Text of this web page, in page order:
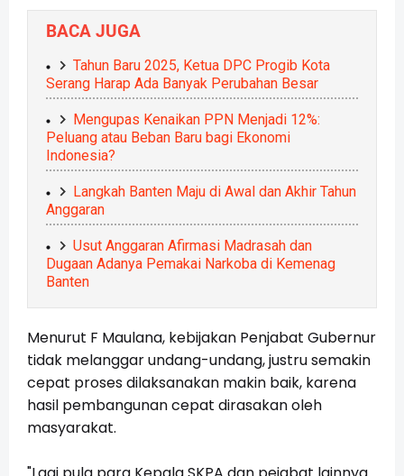
BACA JUGA
Tahun Baru 2025, Ketua DPC Progib Kota
Serang Harap Ada Banyak Perubahan Besar
Mengupas Kenaikan PPN Menjadi 12%:
Peluang atau Beban Baru bagi Ekonomi
Indonesia?
Langkah Banten Maju di Awal dan Akhir Tahun
Anggaran
Usut Anggaran Afirmasi Madrasah dan
Dugaan Adanya Pemakai Narkoba di Kemenag
Banten
Menurut F Maulana, kebijakan Penjabat Gubernur
tidak melanggar undang-undang, justru semakin
cepat proses dilaksanakan makin baik, karena
hasil pembangunan cepat dirasakan oleh
masyarakat.